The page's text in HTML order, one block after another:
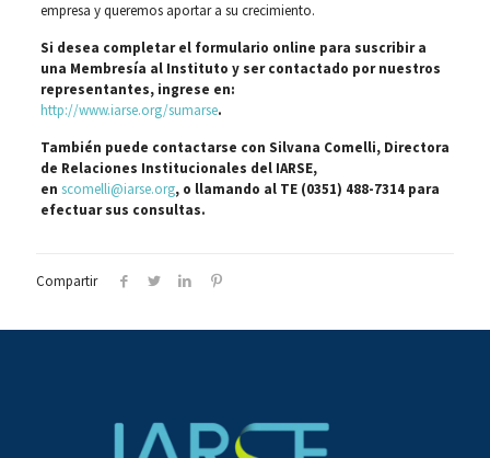
empresa y queremos aportar a su crecimiento.
Si desea completar el formulario online para suscribir a
una Membresía al Instituto y ser contactado por nuestros
representantes, ingrese en:
http://www.iarse.org/sumarse.
También puede contactarse con Silvana Comelli, Directora
de Relaciones Institucionales del IARSE,
en scomelli@iarse.org, o llamando al TE (0351) 488-7314 para
efectuar sus consultas.
Compartir